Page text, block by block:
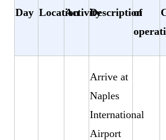
Day LocationActivityDescription
of
Arrive at
Naples
International
Airport